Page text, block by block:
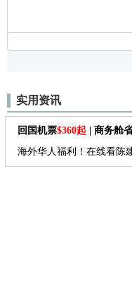
实用资讯
回国机票$360起 | 商务舱
海外华人福利！在线看陈